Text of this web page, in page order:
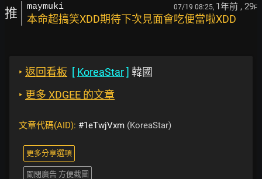
推 maymuki 07/19 08:25, 1年前 , 29F
本命超搞笑XDD期待下次見面會吃便當啦XDD
‣ 返回看板 [ KoreaStar] 韓國
‣ 更多 XDGEE 的文章
文章代碼(AID): #1eTwjVxm (KoreaStar)
更多分享選項
關閉廣告 方便截圖